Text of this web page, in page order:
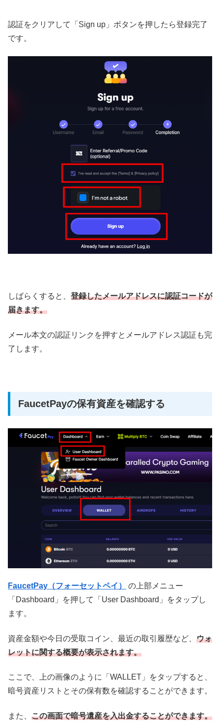
認証をクリアして「Sign up」ボタンを押したら登録完了
です。
しばらくすると、 登録したメールアドレスに認証コードが
届きます。
メール本文の認証リンクを押すとメールアドレス認証も完
了します。
FaucetPayの保有資産を確認する
FaucetPay（フォーセットペイ）
の上部メニュー
「Dashboard」を押して「User Dashboard」をタップし
ます。
資産金額や今日の受取コイン、最近の取引履歴など、 ウォ
レットに関する概要が表示されます。
ここで、上の画像のように「WALLET」をタップすると、
暗号資産リストとその保有数を確認することができます。
また、 この画面で暗号遺産を入出金することができます。